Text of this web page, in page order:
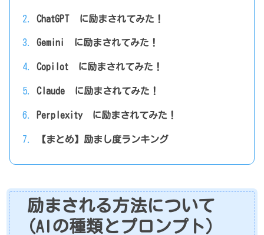
ChatGPT に励まされてみた！
Gemini に励まされてみた！
Copilot に励まされてみた！
Claude に励まされてみた！
Perplexity に励まされてみた！
【まとめ】励まし度ランキング
励まされる方法について
（AIの種類とプロンプト）